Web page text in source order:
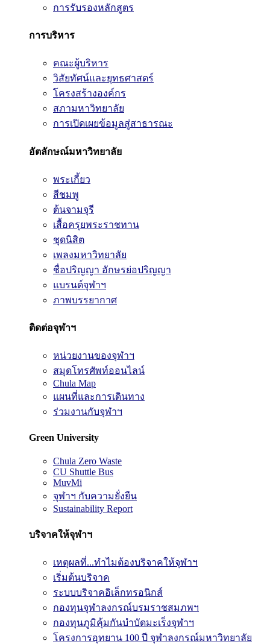
การรับรองหลักสูตร
การบริหาร
คณะผู้บริหาร
วิสัยทัศน์และยุทธศาสตร์
โครงสร้างองค์กร
สภามหาวิทยาลัย
การเปิดเผยข้อมูลสู่สาธารณะ
อัตลักษณ์มหาวิทยาลัย
พระเกี้ยว
สีชมพู
ต้นจามจุรี
เสื้อครุยพระราชทาน
ชุดนิสิต
เพลงมหาวิทยาลัย
ชื่อปริญญา อักษรย่อปริญญา
แบรนด์จุฬาฯ
ภาพบรรยากาศ
ติดต่อจุฬาฯ
หน่วยงานของจุฬาฯ
สมุดโทรศัพท์ออนไลน์
Chula Map
แผนที่และการเดินทาง
ร่วมงานกับจุฬาฯ
Green University
Chula Zero Waste
CU Shuttle Bus
MuvMi
จุฬาฯ กับความยั่งยืน
Sustainability Report
บริจาคให้จุฬาฯ
เหตุผลที่...ทำไมต้องบริจาคให้จุฬาฯ
เริ่มต้นบริจาค
ระบบบริจาคอิเล็กทรอนิกส์
กองทุนจุฬาลงกรณ์บรมราชสมภพฯ
กองทุนภูมิคุ้มกันบำบัดมะเร็งจุฬาฯ
โครงการอุทยาน 100 ปี จุฬาลงกรณ์มหาวิทยาลัย